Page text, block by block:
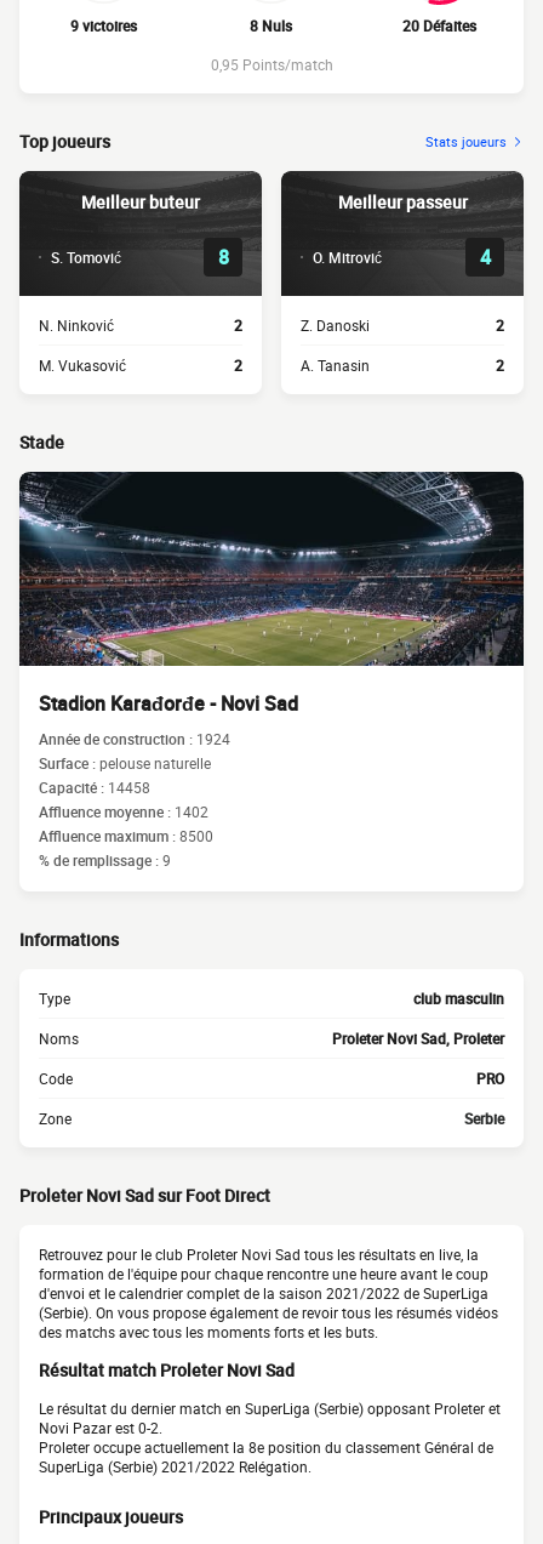
9 victoires 8 Nuls
20 Défaites
0,95 Points/match
Top joueurs Stats joueurs
Meilleur buteur
S. Tomović 8
N. Ninković 2
M. Vukasović 2
Meilleur passeur
O. Mitrović 4
Z. Danoski 2
A. Tanasin 2
Stade
Stadion Karađorđe - Novi Sad
Année de construction : 1924
Surface :pelouse naturelle
Capacité : 14458
Affluence moyenne : 1402
Affluence maximum :8500
% de remplissage :9
Informations
Type club masculin
Noms Proleter Novi Sad, Proleter
Code PRO
Zone Serbie
Proleter Novi Sad sur Foot Direct
Retrouvez pour le club Proleter Novi Sad tous les résultats en live, la
formation de l'équipe pour chaque rencontre une heure avant le coup
d'envoi et le calendrier complet de la saison 2021/2022 de SuperLiga
(Serbie). On vous propose également de revoir tous les résumés vidéos
des matchs avec tous les moments forts et les buts.
Résultat match Proleter Novi Sad
Le résultat du dernier match en SuperLiga (Serbie) opposant Proleter et
Novi Pazar est 0-2.
Proleter occupe actuellement la 8e position du classement Général de
SuperLiga (Serbie) 2021/2022 Relégation.
Principaux joueurs